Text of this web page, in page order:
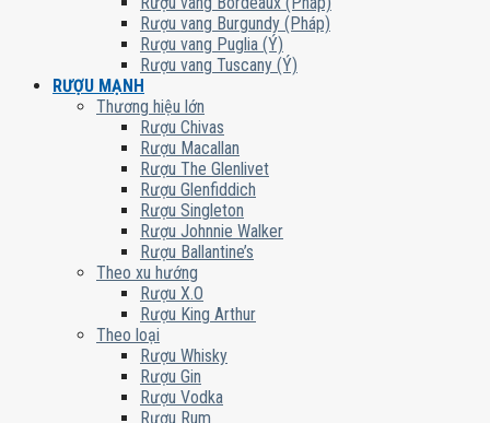
Rượu vang Burgundy (Pháp)
Rượu vang Puglia (Ý)
Rượu vang Tuscany (Ý)
RƯỢU MẠNH
Thương hiệu lớn
Rượu Chivas
Rượu Macallan
Rượu The Glenlivet
Rượu Glenfiddich
Rượu Singleton
Rượu Johnnie Walker
Rượu Ballantine’s
Theo xu hướng
Rượu X.O
Rượu King Arthur
Theo loại
Rượu Whisky
Rượu Gin
Rượu Vodka
Rượu Rum